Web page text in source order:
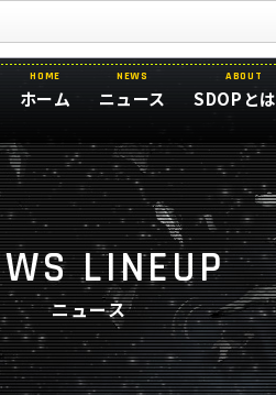
HOME
ホーム
NEWS
ニュース
ABOUT
SDOPと
LINEUP
ニュース